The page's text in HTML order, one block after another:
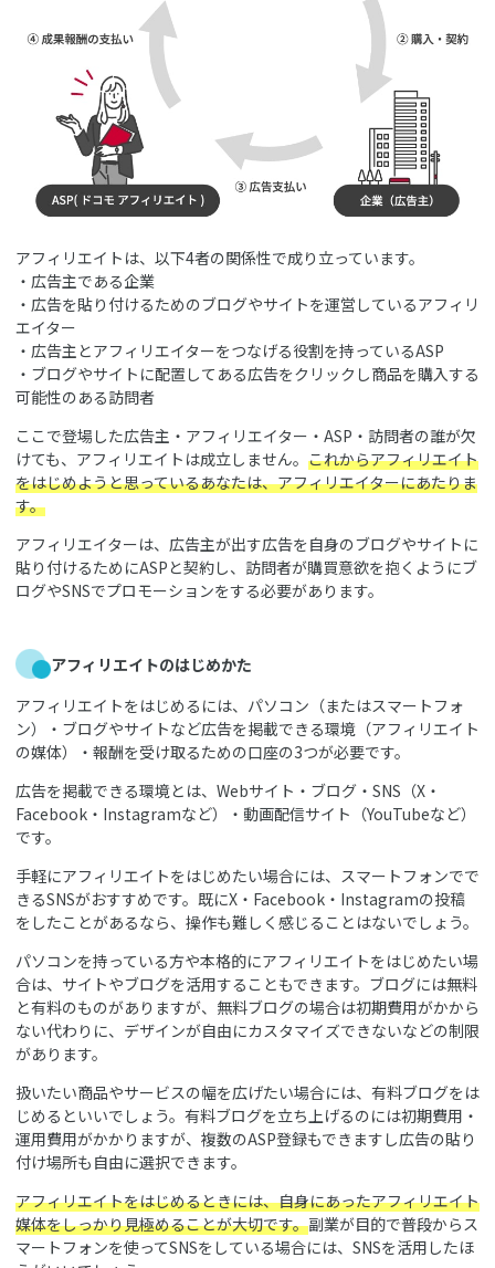
アフィリエイトは、以下4者の関係性で成り立っています。
・広告主である企業
・広告を貼り付けるためのブログやサイトを運営しているアフィリ
エイター
・広告主とアフィリエイターをつなげる役割を持っているASP
・ブログやサイトに配置してある広告をクリックし商品を購入する
可能性のある訪問者
ここで登場した広告主・アフィリエイター・ASP・訪問者の誰が欠
けても、アフィリエイトは成立しません。 これからアフィリエイト
をはじめようと思っているあなたは、アフィリエイターにあたりま
す。
アフィリエイターは、広告主が出す広告を自身のブログやサイトに
貼り付けるためにASPと契約し、訪問者が購買意欲を抱くようにブ
ログやSNSでプロモーションをする必要があります。
アフィリエイトのはじめかた
アフィリエイトをはじめるには、パソコン（またはスマートフォ
ン）・ブログやサイトなど広告を掲載できる環境（アフィリエイト
の媒体）・報酬を受け取るための口座の3つが必要です。
広告を掲載できる環境とは、Webサイト・ブログ・SNS（X・
Facebook・Instagramなど）・動画配信サイト（YouTubeなど）
です。
手軽にアフィリエイトをはじめたい場合には、スマートフォンでで
きるSNSがおすすめです。既にX・Facebook・Instagramの投稿
をしたことがあるなら、操作も難しく感じることはないでしょう。
パソコンを持っている方や本格的にアフィリエイトをはじめたい場
合は、サイトやブログを活用することもできます。ブログには無料
と有料のものがありますが、無料ブログの場合は初期費用がかから
ない代わりに、デザインが自由にカスタマイズできないなどの制限
があります。
扱いたい商品やサービスの幅を広げたい場合には、有料ブログをは
じめるといいでしょう。有料ブログを立ち上げるのには初期費用・
運用費用がかかりますが、複数のASP登録もできますし広告の貼り
付け場所も自由に選択できます。
アフィリエイトをはじめるときには、自身にあったアフィリエイト
媒体をしっかり見極めることが大切です。副業が目的で普段からス
マートフォンを使ってSNSをしている場合には、SNSを活用したほ